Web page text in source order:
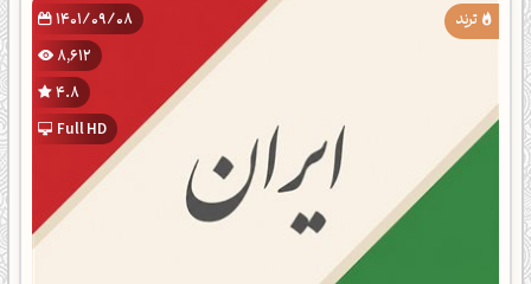
1401/09/08
8,612
4.8
Full HD